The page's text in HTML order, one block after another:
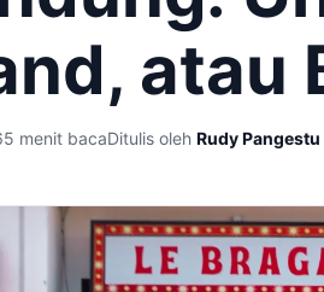
atau
5 menit bacaDitulis oleh Rudy Pangestu